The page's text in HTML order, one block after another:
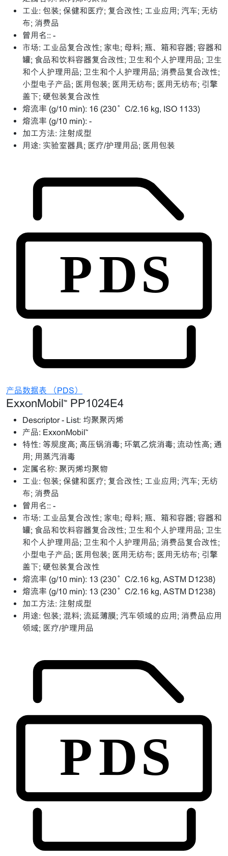
工业: 包装; 保健和医疗; 复合改性; 工业应用; 汽车; 无纺
布; 消费品
曾用名:: -
市场: 工业品复合改性; 家电; 母料; 瓶、箱和容器; 容器和
罐; 食品和饮料容器复合改性; 卫生和个人护理用品; 卫生
和个人护理用品; 卫生和个人护理用品; 消费品复合改性;
小型电子产品; 医用包装; 医用无纺布; 医用无纺布; 引擎
盖下; 硬包装复合改性
熔流率 (g/10 min): 16 (230°C/2.16 kg, ISO 1133)
熔流率 (g/10 min): -
加工方法: 注射成型
用途: 实验室器具; 医疗/护理用品; 医用包装
产品数据表 （PDS）
ExxonMobil™ PP1024E4
Descriptor - List: 均聚聚丙烯
产品: ExxonMobil™
特性: 等规度高; 高压锅消毒; 环氧乙烷消毒; 流动性高; 通
用; 用蒸汽消毒
定属名称: 聚丙烯均聚物
工业: 包装; 保健和医疗; 复合改性; 工业应用; 汽车; 无纺
布; 消费品
曾用名:: -
市场: 工业品复合改性; 家电; 母料; 瓶、箱和容器; 容器和
罐; 食品和饮料容器复合改性; 卫生和个人护理用品; 卫生
和个人护理用品; 卫生和个人护理用品; 消费品复合改性;
小型电子产品; 医用包装; 医用无纺布; 医用无纺布; 引擎
盖下; 硬包装复合改性
熔流率 (g/10 min): 13 (230°C/2.16 kg, ASTM D1238)
熔流率 (g/10 min): 13 (230°C/2.16 kg, ASTM D1238)
加工方法: 注射成型
用途: 包装; 混料; 流延薄膜; 汽车领域的应用; 消费品应用
领域; 医疗/护理用品